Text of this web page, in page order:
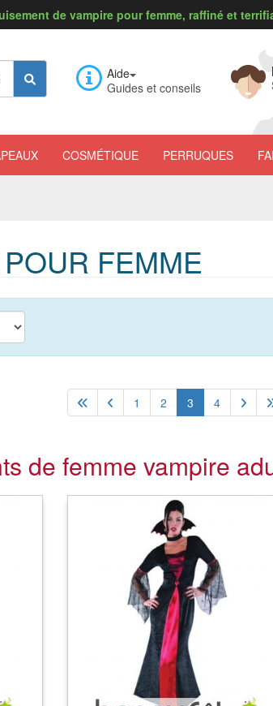
de vampire pour femme, raffiné et
Aide
Guides et conseils
COSMÉTIQUE PERRUQUES
FEMME
1 2 3 4
de femme vampire